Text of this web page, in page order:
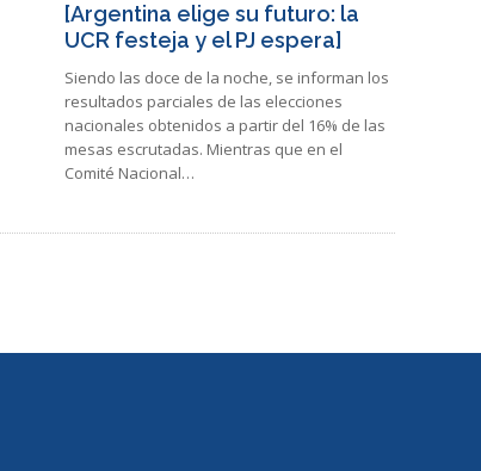
[Argentina elige su futuro: la
UCR festeja y el PJ espera]
Siendo las doce de la noche, se informan los
resultados parciales de las elecciones
nacionales obtenidos a partir del 16% de las
mesas escrutadas. Mientras que en el
Comité Nacional…